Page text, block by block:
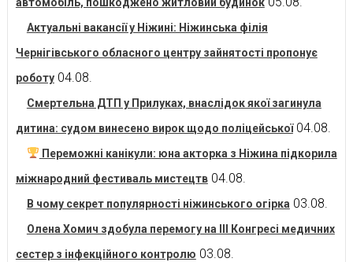
Актуальні вакансії у Ніжині: Ніжинська філія
Чернігівського обласного центру зайнятості пропонує
роботу 04.08.
Смертельна ДТП у Прилуках, внаслідок якої загинула
дитина: судом винесено вирок щодо поліцейської 04.08.
Переможні канікули: юна акторка з Ніжина підкорила
міжнародний фестиваль мистецтв 04.08.
В чому секрет популярності ніжинського огірка 03.08.
Олена Хомич здобула перемогу на ІІІ Конгресі медичних
сестер з інфекційного контролю 03.08.